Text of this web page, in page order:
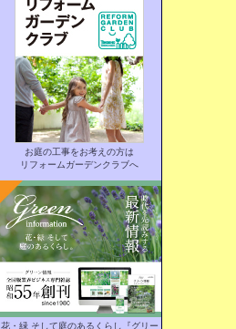
お庭の工事をお考えの方は
リフォームガーデンクラブへ
花・緑 そして庭のあるくらし『グリー